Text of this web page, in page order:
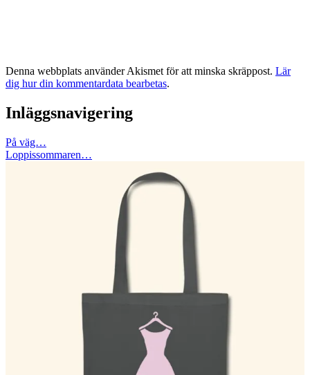
Denna webbplats använder Akismet för att minska skräppost. Lär
dig hur din kommentardata bearbetas.
Inläggsnavigering
På väg…
Loppissommaren…